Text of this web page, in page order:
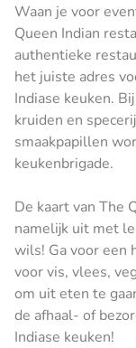
Waan je voor
Queen Indian
authentieke
het juiste adres
Indiase keuken.
kruiden en
smaakpapillen
keukenbrigade.
De kaart van The
namelijk uit met
wils! Ga voor een
voor vis, vlees,
om uit eten te
de afhaal- of
Indiase keuken!